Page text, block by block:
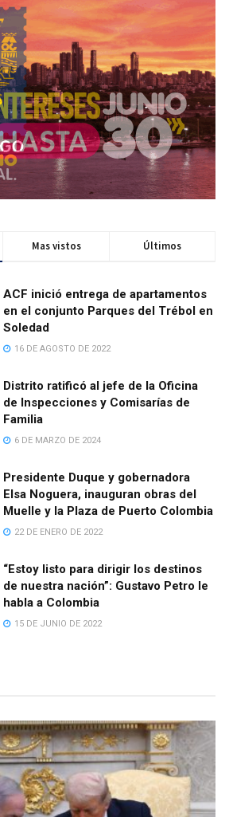
Mas vistos Últimos
ACF inició entrega de apartamentos
en el conjunto Parques del Trébol en
Soledad
16 DE AGOSTO DE 2022
Distrito ratificó al jefe de la Oficina
de Inspecciones y Comisarías de
Familia
6 DE MARZO DE 2024
Presidente Duque y gobernadora
Elsa Noguera, inauguran obras del
Muelle y la Plaza de Puerto Colombia
22 DE ENERO DE 2022
“Estoy listo para dirigir los destinos
de nuestra nación”: Gustavo Petro le
habla a Colombia
15 DE JUNIO DE 2022